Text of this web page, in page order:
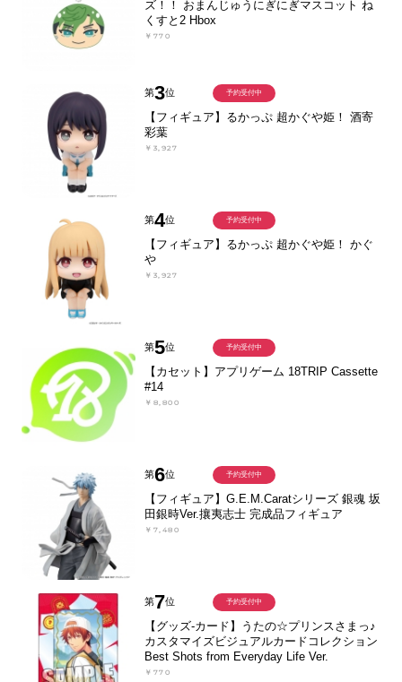
ズ！！ おまんじゅうにぎにぎマスコット ね
くすと2 Hbox
￥770
第3位
【フィギュア】るかっぷ 超かぐや姫！ 酒寄
彩葉
￥3,927
予約受付中
第4位
【フィギュア】るかっぷ 超かぐや姫！ かぐ
や
￥3,927
予約受付中
第5位
【カセット】アプリゲーム 18TRIP Cassette
#14
￥8,800
予約受付中
第6位
【フィギュア】G.E.M.Caratシリーズ 銀魂 坂
田銀時Ver.攘夷志士 完成品フィギュア
￥7,480
予約受付中
第7位
【グッズ-カード】うたの☆プリンスさまっ♪
カスタマイズビジュアルカードコレクション
Best Shots from Everyday Life Ver.
￥770
予約受付中